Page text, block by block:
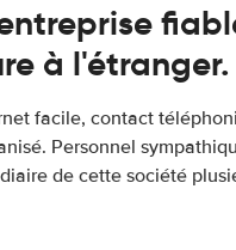
à l'étranger.
facile, contact
Personnel
de cette société